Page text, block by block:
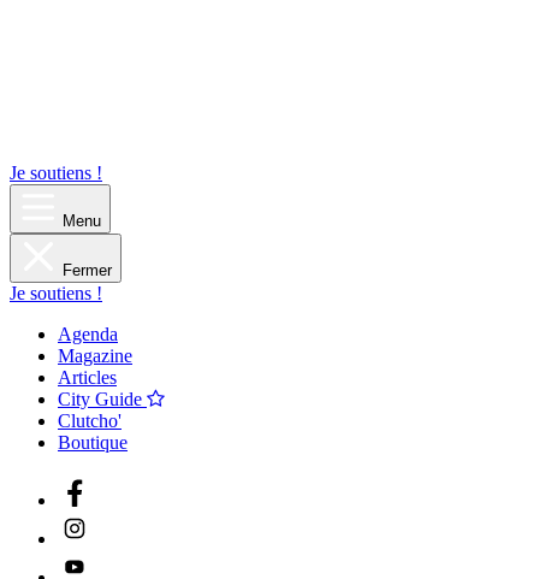
Je soutiens !
Menu
Fermer
Je soutiens !
Agenda
Magazine
Articles
City Guide
Clutcho'
Boutique